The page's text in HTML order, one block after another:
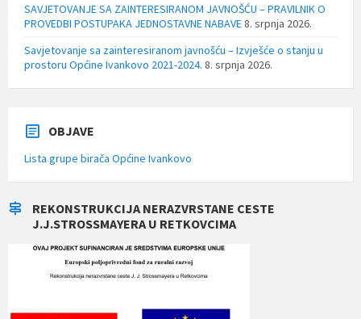
SAVJETOVANJE SA ZAINTERESIRANOM JAVNOŠĆU – PRAVILNIK O
PROVEDBI POSTUPAKA JEDNOSTAVNE NABAVE8. srpnja 2026.
Savjetovanje sa zainteresiranom javnošću – Izvješće o stanju u
prostoru Općine Ivankovo 2021-2024. 8. srpnja 2026.
OBJAVE
Lista grupe birača Općine Ivankovo
REKONSTRUKCIJA NERAZVRSTANE CESTE
J.J.STROSSMAYERA U RETKOVCIMA